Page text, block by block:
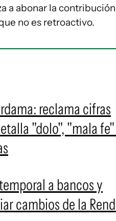
a abonar la contribución
no es retroactivo.
reclama cifras
"dolo", "mala
a bancos y
cambios de la